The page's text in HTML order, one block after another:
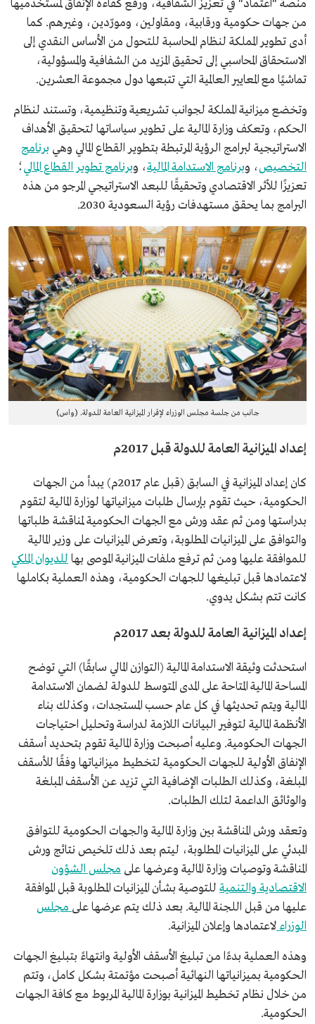
منصة "اعتماد" في تعزيز الشفافية، ورفع كفاءة الإنفاق لمستخدميها
من جهات حكومية ورقابية، ومقاولين، ومورّدين، وغيرهم. كما
أدى تطوير المملكة لنظام المحاسبة للتحول من الأساس النقدي إلى
الاستحقاق المحاسبي إلى تحقيق المزيد من الشفافية والمسؤولية،
تماشيًا مع المعايير العالمية التي تتبعها دول مجموعة العشرين.
وتخضع ميزانية المملكة لجوانب تشريعية وتنظيمية، وتستند لنظام
الحكم، وتعكف وزارة المالية على تطوير سياساتها لتحقيق الأهداف
الاستراتيجية لبرامج الرؤية المرتبطة بتطوير القطاع المالي وهي برنامج
التخصيص، وبرنامج الاستدامة المالية، وبرنامج تطوير القطاع المالي؛
تعزيزًا للأثر الاقتصادي وتحقيقًا للبعد الاستراتيجي المرجو من هذه
البرامج بما يحقق مستهدفات رؤية السعودية 2030.
جانب من جلسة مجلس الوزراء لإقرار الميزانية العامة للدولة. (واس)
إعداد الميزانية العامة للدولة قبل 2017م
كان إعداد الميزانية في السابق (قبل عام 2017م) يبدأ من الجهات
الحكومية، حيث تقوم بإرسال طلبات ميزانياتها لوزارة المالية لتقوم
بدراستها ومن ثم عقد ورش مع الجهات الحكومية لمناقشة طلباتها
والتوافق على الميزانيات المطلوبة، وتعرض الميزانيات على وزير المالية
للموافقة عليها ومن ثم ترفع ملفات الميزانية الموصى بها للديوان الملكي
لاعتمادها قبل تبليغها للجهات الحكومية، وهذه العملية بكاملها
كانت تتم بشكل يدوي.
إعداد الميزانية العامة للدولة بعد 2017م
استحدثت وثيقة الاستدامة المالية (التوازن المالي سابقًا) التي توضح
المساحة المالية المتاحة على المدى المتوسط للدولة لضمان الاستدامة
المالية ويتم تحديثها في كل عام حسب المستجدات، وكذلك بناء
الأنظمة المالية لتوفير البيانات اللازمة لدراسة وتحليل احتياجات
الجهات الحكومية. وعليه أصبحت وزارة المالية تقوم بتحديد أسقف
الإنفاق الأولية للجهات الحكومية لتخطيط ميزانياتها وفقًا للأسقف
المبلغة، وكذلك الطلبات الإضافية التي تزيد عن الأسقف المبلغة
والوثائق الداعمة لتلك الطلبات.
وتعقد ورش المناقشة بين وزارة المالية والجهات الحكومية للتوافق
المبدئي على الميزانيات المطلوبة، ليتم بعد ذلك تلخيص نتائج ورش
المناقشة وتوصيات وزارة المالية وعرضها على مجلس الشؤون
الاقتصادية والتنمية للتوصية بشأن الميزانيات المطلوبة قبل الموافقة
عليها من قبل اللجنة المالية. بعد ذلك يتم عرضها على مجلس
الوزراءلاعتمادها وإعلان الميزانية.
وهذه العملية بدءًا من تبليغ الأسقف الأولية وانتهاءً بتبليغ الجهات
الحكومية بميزانياتها النهائية أصبحت مؤتمتة بشكل كامل، وتتم
من خلال نظام تخطيط الميزانية بوزارة المالية المربوط مع كافة الجهات
الحكومية.